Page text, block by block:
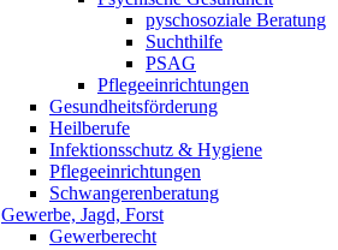
pyschosoziale Beratung
Suchthilfe
PSAG
Pflegeeinrichtungen
Gesundheitsförderung
Heilberufe
Infektionsschutz & Hygiene
Pflegeeinrichtungen
Schwangerenberatung
Gewerbe, Jagd, Forst
Gewerberecht